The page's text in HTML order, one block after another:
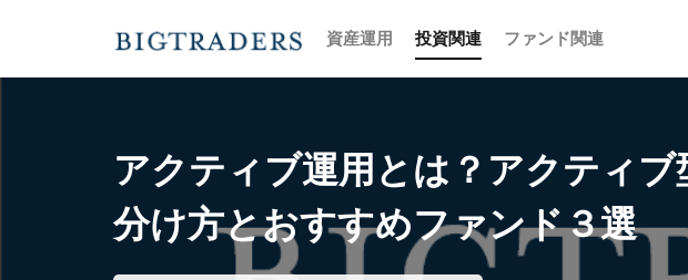
資産運用 投資関連 ファンド関連
アクティブ運用とは？アクティブ
分け方とおすすめファンド３選